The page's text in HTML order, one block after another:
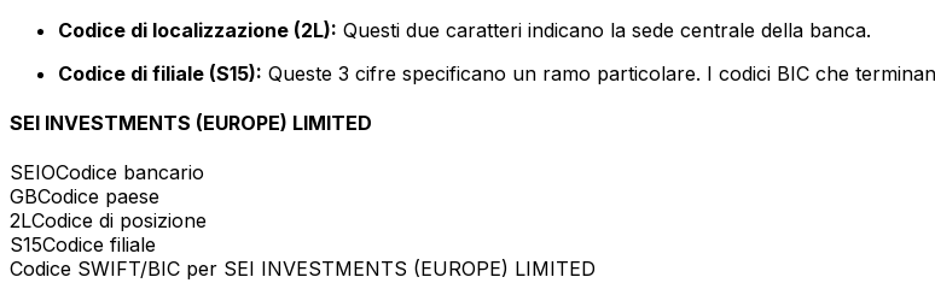
Codice di localizzazione (2L): Questi due caratteri indicano la sede centrale della banca.
Codice di filiale (S15): Queste 3 cifre specificano un ramo particolare. I codici BIC che
SEI INVESTMENTS (EUROPE) LIMITED
SEIOCodice bancario
GBCodice paese
2LCodice di posizione
S15Codice filiale
Codice SWIFT/BIC per SEI INVESTMENTS (EUROPE) LIMITED